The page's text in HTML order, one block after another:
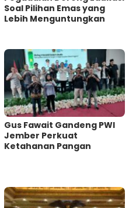
Soal Pilihan Emas yang
Lebih Menguntungkan
Gus Fawait Gandeng PWI
Jember Perkuat
Ketahanan Pangan